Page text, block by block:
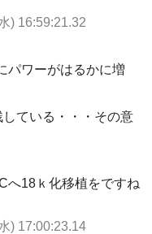
) 16:59:21.32
パワーがはるかに増
ている・・・その意
へ18ｋ化移植をですね
) 17:00:23.14